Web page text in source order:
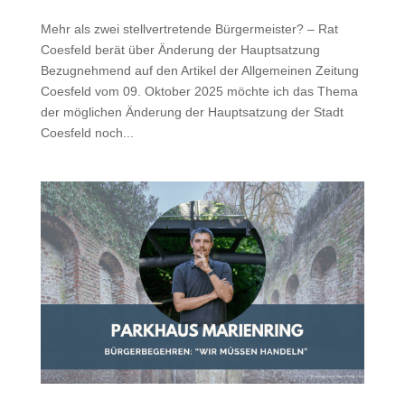
Mehr als zwei stellvertretende Bürgermeister? – Rat
Coesfeld berät über Änderung der Hauptsatzung
Bezugnehmend auf den Artikel der Allgemeinen Zeitung
Coesfeld vom 09. Oktober 2025 möchte ich das Thema
der möglichen Änderung der Hauptsatzung der Stadt
Coesfeld noch...